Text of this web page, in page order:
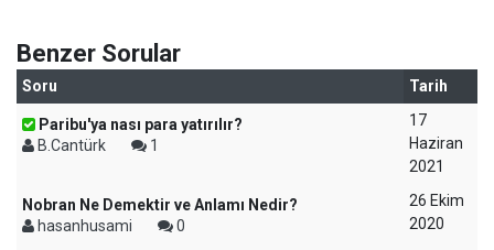
Benzer Sorular
Soru Tarih
Paribu'ya nası para yatırılır?
B.Cantürk
1
17
Haziran
2021
Nobran Ne Demektir ve Anlamı Nedir?
hasanhusami
0
26 Ekim
2020